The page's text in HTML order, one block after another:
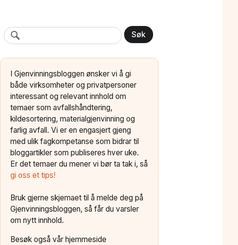
Søk
I Gjenvinningsbloggen ønsker vi å gi
både virksomheter og privatpersoner
interessant og relevant innhold om
temaer som avfallshåndtering,
kildesortering, materialgjenvinning og
farlig avfall. Vi er en engasjert gjeng
med ulik fagkompetanse som bidrar til
bloggartikler som publiseres hver uke.
Er det temaer du mener vi bør ta tak i, så
gi oss et tips!
Bruk gjerne skjemaet til å melde deg på
Gjenvinningsbloggen, så får du varsler
om nytt innhold.
Besøk også vår hjemmeside